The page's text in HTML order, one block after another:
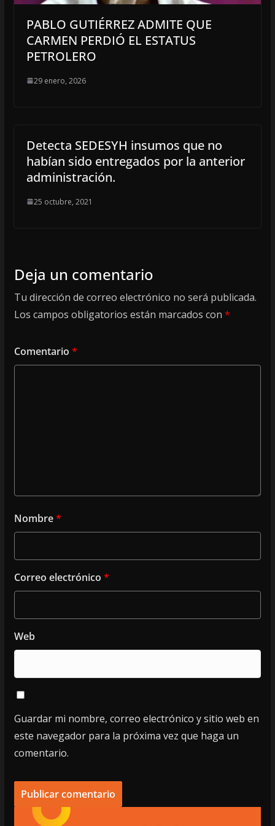
PABLO GUTIÉRREZ ADMITE QUE
CARMEN PERDIÓ EL ESTATUS
PETROLERO
29 enero, 2026
Detecta SEDESYH insumos que no
habían sido entregados por la anterior
administración.
25 octubre, 2021
Deja un comentario
Tu dirección de correo electrónico no será publicada.
Los campos obligatorios están marcados con *
Comentario *
Nombre*
Correo electrónico *
Web
Guardar mi nombre, correo electrónico y sitio web en
este navegador para la próxima vez que haga un
comentario.